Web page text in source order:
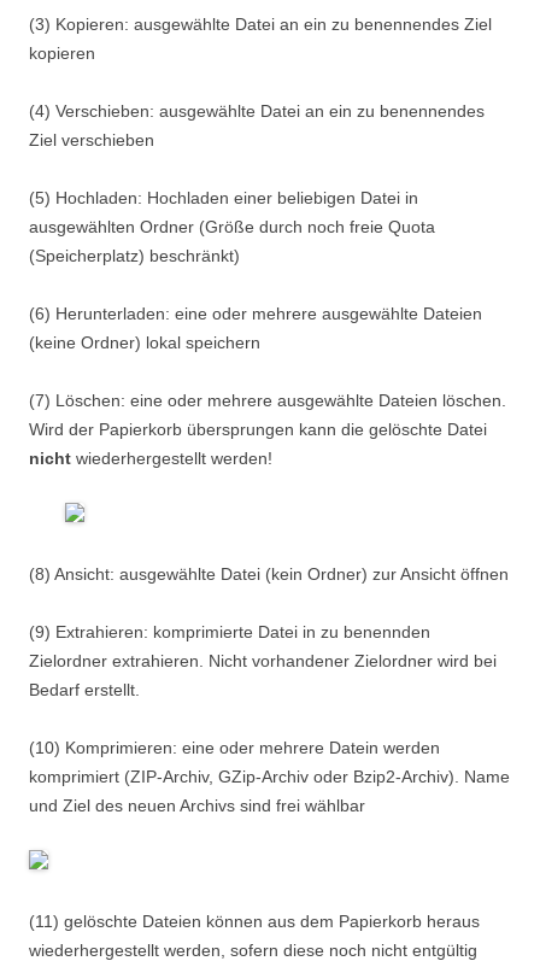
(3) Kopieren: ausgewählte Datei an ein zu benennendes Ziel
kopieren
(4) Verschieben: ausgewählte Datei an ein zu benennendes
Ziel verschieben
(5) Hochladen: Hochladen einer beliebigen Datei in
ausgewählten Ordner (Größe durch noch freie Quota
(Speicherplatz) beschränkt)
(6) Herunterladen: eine oder mehrere ausgewählte Dateien
(keine Ordner) lokal speichern
(7) Löschen: eine oder mehrere ausgewählte Dateien löschen.
Wird der Papierkorb übersprungen kann die gelöschte Datei
nicht wiederhergestellt werden!
(8) Ansicht: ausgewählte Datei (kein Ordner) zur Ansicht öffnen
(9) Extrahieren: komprimierte Datei in zu benennden
Zielordner extrahieren. Nicht vorhandener Zielordner wird bei
Bedarf erstellt.
(10) Komprimieren: eine oder mehrere Datein werden
komprimiert (ZIP-Archiv, GZip-Archiv oder Bzip2-Archiv). Name
und Ziel des neuen Archivs sind frei wählbar
(11) gelöschte Dateien können aus dem Papierkorb heraus
wiederhergestellt werden, sofern diese noch nicht entgültig